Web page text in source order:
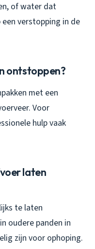
of water dat
verstopping in de
ontstoppen?
met een
Voor
hulp vaak
laten
te laten
oudere panden in
zijn voor ophoping.